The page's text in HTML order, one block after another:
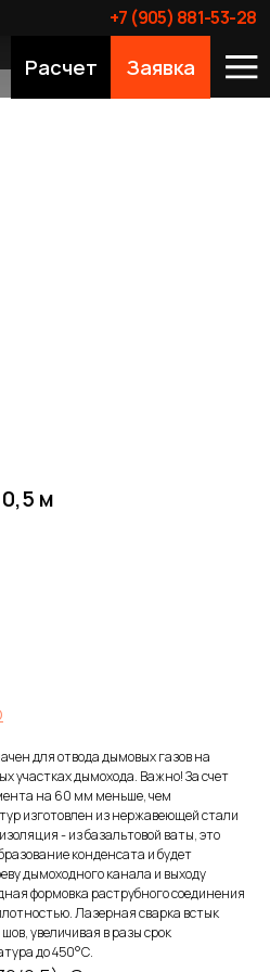
Расчет Заявка
+7 (905) 881-53-28
м
для отвода дымовых газов на
участках дымохода. Важно! За счет
на 60 мм меньше, чем
изготовлен из нержавеющей стали
- из базальтовой ваты, это
конденсата и будет
дымоходного канала и выходу
формовка раструбного соединения
Лазерная сварка встык
увеличивая в разы срок
до 450°С.